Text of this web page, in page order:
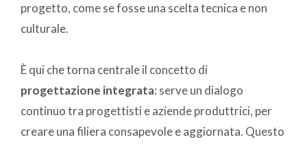
progetto, come se fosse una scelta tecnica e non
culturale.
È qui che torna centrale il concetto di
progettazione integrata: serve un dialogo
continuo tra progettisti e aziende produttrici, per
creare una filiera consapevole e aggiornata. Questo